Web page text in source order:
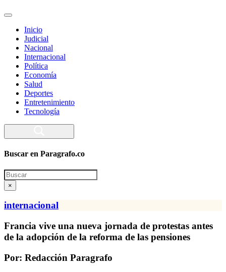
Inicio
Judicial
Nacional
Internacional
Política
Economía
Salud
Deportes
Entretenimiento
Tecnología
Buscar en Paragrafo.co
Search
×
internacional
Francia vive una nueva jornada de protestas antes
de la adopción de la reforma de las pensiones
Por: Redacción Paragrafo